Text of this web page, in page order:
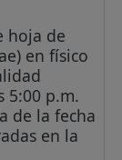
hoja de
en físico
5:00 p.m.
de la fecha
en la